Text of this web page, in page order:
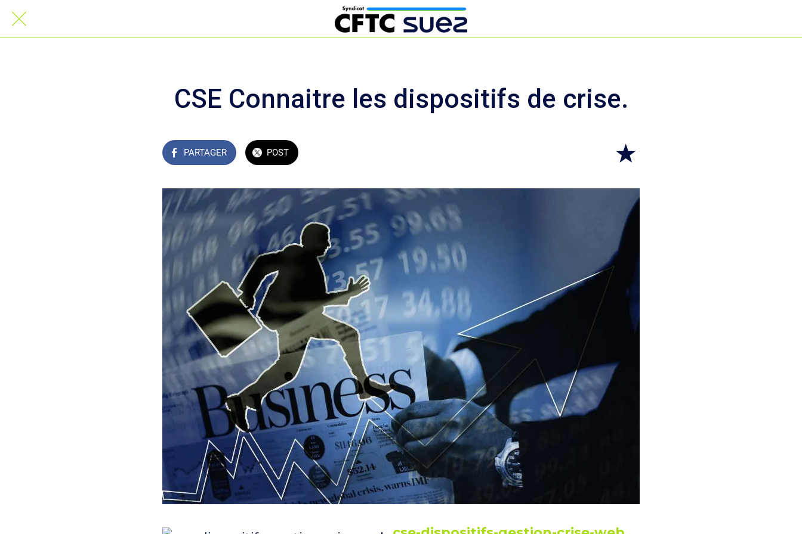
CSE Connaitre les dispositifs de crise.
PARTAGER POST